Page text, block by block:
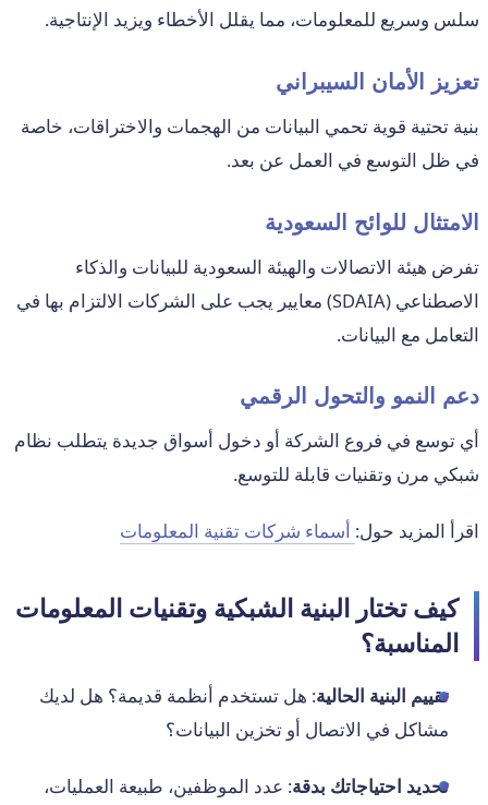
سلس وسريع للمعلومات، مما يقلل الأخطاء ويزيد الإنتاجية.
تعزيز الأمان السيبراني
بنية تحتية قوية تحمي البيانات من الهجمات والاختراقات، خاصة
في ظل التوسع في العمل عن بعد.
الامتثال للوائح السعودية
تفرض هيئة الاتصالات والهيئة السعودية للبيانات والذكاء
الاصطناعي (SDAIA) معايير يجب على الشركات الالتزام بها في
التعامل مع البيانات.
دعم النمو والتحول الرقمي
أي توسع في فروع الشركة أو دخول أسواق جديدة يتطلب نظام
شبكي مرن وتقنيات قابلة للتوسع.
اقرأ المزيد حول: أسماء شركات تقنية المعلومات
كيف تختار البنية الشبكية وتقنيات المعلومات
المناسبة؟
تقييم البنية الحالية: هل تستخدم أنظمة قديمة؟ هل لديك
مشاكل في الاتصال أو تخزين البيانات؟
تحديد احتياجاتك بدقة: عدد الموظفين، طبيعة العمليات،